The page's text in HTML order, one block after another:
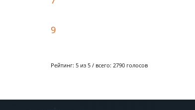
9
Рейтинг: 5 из 5 / всего: 2790 голосов